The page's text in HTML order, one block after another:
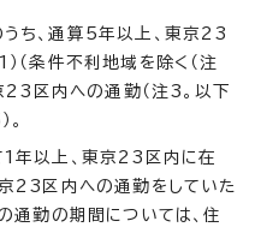
ち、通算5年以上、東京23
（条件不利地域を除く（注
23区内への通勤（注3。以下
。
1年以上、東京23区内に在
23区内への通勤をしていた
通勤の期間については、住